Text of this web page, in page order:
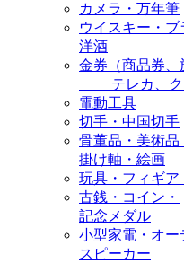
カメラ・万年筆
ウイスキー・ブ
洋酒
金券（商品券、
テレカ、クオ
電動工具
切手・中国切手
骨董品・美術品
掛け軸・絵画
玩具・フィギア
古銭・コイン・
記念メダル
小型家電・オー
スピーカー